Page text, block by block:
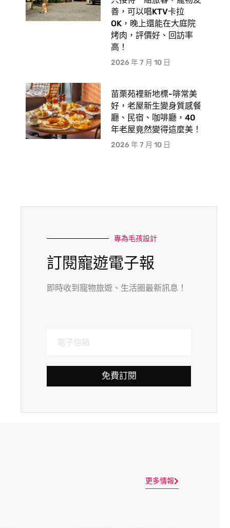
善，可以唱KTV卡拉
OK，晚上還能在大庭院
烤肉，評價好、回訪率
高！
2026 年 7 月 10 日
苗栗苑裡新地標-啡常美
好，老屋新生變身質感餐
廳、民宿、咖啡廳，40
年老屋竟然變得這麼美！
2026 年 7 月 10 日
專為毛孩設計
訂閱寵遊電子報
即時收到寵物旅遊、生活圈最新訊息！
免費訂閱
更多情報